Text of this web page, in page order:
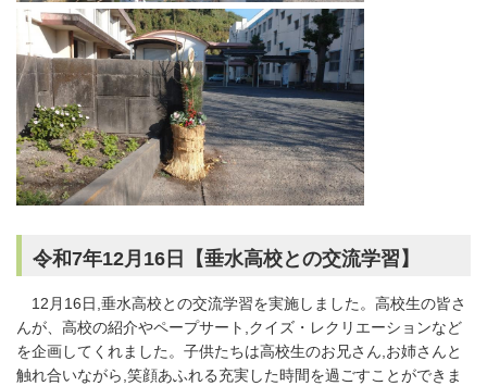
令和7年12月16日【垂水高校との交流学習】
12月16日,垂水高校との交流学習を実施しました。高校生の皆さ
んが、高校の紹介やペープサート,クイズ・レクリエーションなど
を企画してくれました。子供たちは高校生のお兄さん,お姉さんと
触れ合いながら,笑顔あふれる充実した時間を過ごすことができま